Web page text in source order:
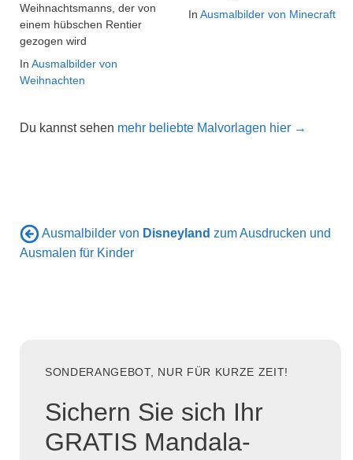
Weihnachtsmanns, der von
einem hübschen Rentier
gezogen wird
In Ausmalbilder von
Weihnachten
In Ausmalbilder von Minecraft
Du kannst sehen mehr beliebte Malvorlagen hier →
Ausmalbilder von Disneyland zum Ausdrucken und
Ausmalen für Kinder
SONDERANGEBOT, NUR FÜR KURZE ZEIT!
Sichern Sie sich Ihr
GRATIS Mandala-